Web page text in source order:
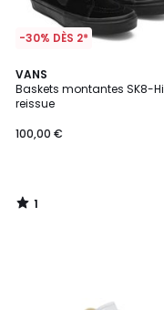
-30% DÈS 2*
VANS
Baskets montantes SK8-Hi
reissue
100,00 €
1
/
5
1
/